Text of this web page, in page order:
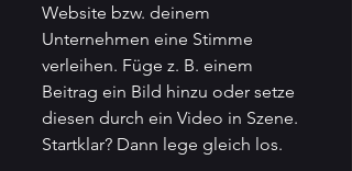
Website bzw. deinem
Unternehmen eine Stimme
verleihen. Füge z. B. einem
Beitrag ein Bild hinzu oder setze
diesen durch ein Video in Szene.
Startklar? Dann lege gleich los.